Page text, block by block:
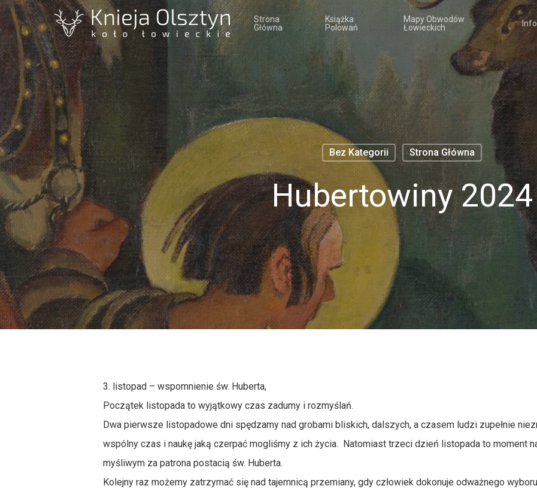
Strona
Główna
Książka
Polowań
Mapy Obwodów
Łowieckich
Bez Kategorii Strona Główna
Hubertowiny 2024
3. listopad – wspomnienie św. Huberta,
Początek listopada to wyjątkowy czas zadumy i rozmyślań.
Dwa pierwsze listopadowe dni spędzamy nad grobami bliskich, dalszych, a czasem ludzi zupełnie
wspólny czas i naukę jaką czerpać mogliśmy z ich życia. Natomiast trzeci dzień listopada to moment
myśliwym za patrona postacią św. Huberta.
Kolejny raz możemy zatrzymać się nad tajemnicą przemiany, gdy człowiek dokonuje odważnego